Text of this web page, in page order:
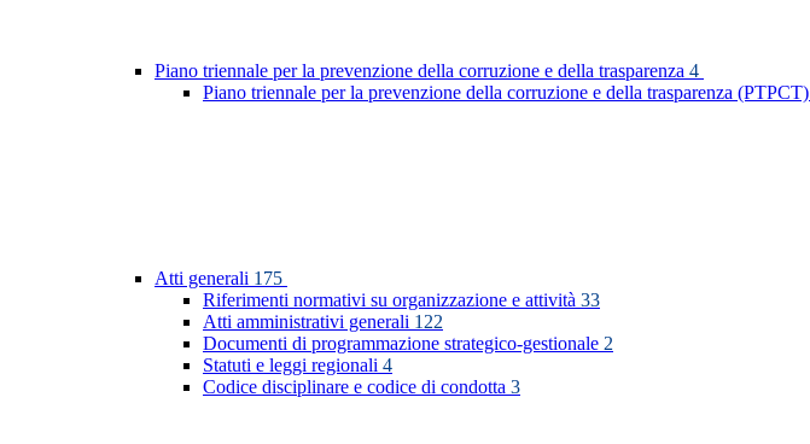
Piano triennale per la prevenzione della corruzione e della trasparenza 4
Piano triennale per la prevenzione della corruzione e della trasparenza (PTPCT)
Atti generali 175
Riferimenti normativi su organizzazione e attività 33
Atti amministrativi generali 122
Documenti di programmazione strategico-gestionale 2
Statuti e leggi regionali 4
Codice disciplinare e codice di condotta 3